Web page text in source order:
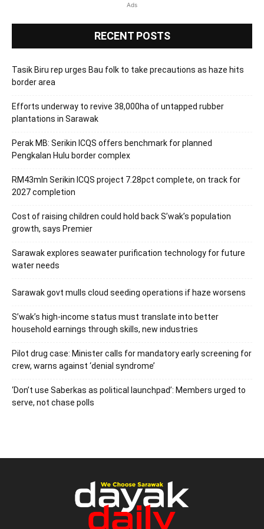
Ads
RECENT POSTS
Tasik Biru rep urges Bau folk to take precautions as haze hits
border area
Efforts underway to revive 38,000ha of untapped rubber
plantations in Sarawak
Perak MB: Serikin ICQS offers benchmark for planned
Pengkalan Hulu border complex
RM43mln Serikin ICQS project 7.28pct complete, on track for
2027 completion
Cost of raising children could hold back S’wak’s population
growth, says Premier
Sarawak explores seawater purification technology for future
water needs
Sarawak govt mulls cloud seeding operations if haze worsens
S’wak’s high-income status must translate into better
household earnings through skills, new industries
Pilot drug case: Minister calls for mandatory early screening for
crew, warns against ‘denial syndrome’
‘Don’t use Saberkas as political launchpad’: Members urged to
serve, not chase polls